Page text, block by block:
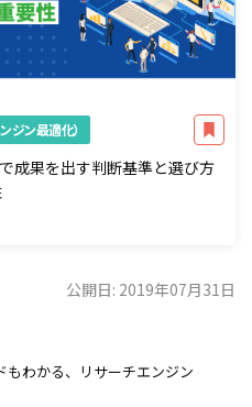
ジン最適化）
成果を出す判断基準と選び方
公開日: 2019年07月31日
わかる、リサーチエンジン